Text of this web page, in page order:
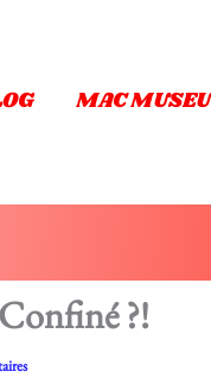
MAC
?!